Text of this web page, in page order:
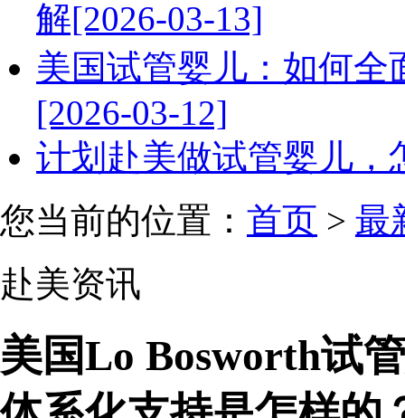
解[2026-03-13]
美国试管婴儿：如何
[2026-03-12]
计划赴美做试管婴儿，
您当前的位置： 首页 > 最
赴美资讯
美国Lo Bosworth试